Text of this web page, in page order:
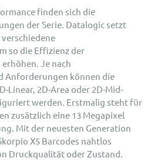
finden sich die
der Serie. Datalogic setzt
so die Effizienz der
Je nach
Anforderungen können die
Linear, 2D-Area oder 2D-Mid-
werden. Erstmalig steht für
zusätzlich eine 13 Megapixel
Mit der neuesten Generation
X5 Barcodes nahtlos
Druckqualität oder Zustand.